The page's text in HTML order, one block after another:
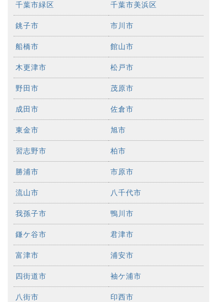
千葉市緑区 千葉市美浜区
銚子市 市川市
船橋市 館山市
木更津市 松戸市
野田市 茂原市
成田市 佐倉市
東金市 旭市
習志野市 柏市
勝浦市 市原市
流山市 八千代市
我孫子市 鴨川市
鎌ケ谷市 君津市
富津市 浦安市
四街道市 袖ケ浦市
八街市 印西市